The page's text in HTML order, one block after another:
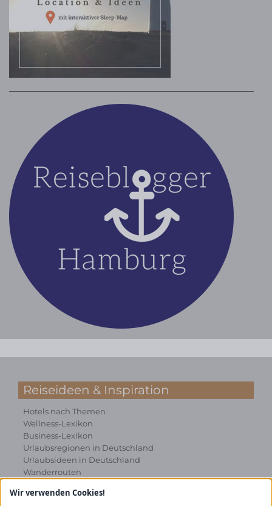
Reiseideen & Inspiration
Hotels nach Themen
Wellness-Lexikon
Business-Lexikon
Urlaubsregionen in Deutschland
Urlaubsideen in Deutschland
Wanderrouten
Kooperation & Zusammenarbeit
Wir verwenden Cookies!